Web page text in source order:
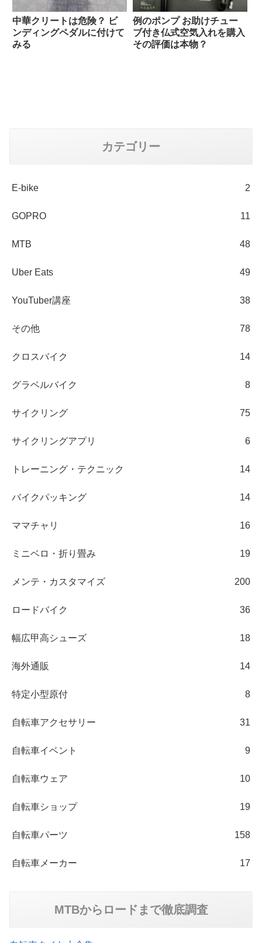
中華クリートは危険？ ビ
ンディングペダルに付けて
みる
例のポンプ お助けチュー
ブ付き仏式空気入れを購入
その評価は本物？
カテゴリー
E-bike 2
GOPRO 11
MTB 48
Uber Eats 49
YouTuber講座 38
その他 78
クロスバイク 14
グラベルバイク 8
サイクリング 75
サイクリングアプリ 6
トレーニング・テクニック 14
バイクパッキング 14
ママチャリ 16
ミニベロ・折り畳み 19
メンテ・カスタマイズ 200
ロードバイク 36
幅広甲高シューズ 18
海外通販 14
特定小型原付 8
自転車アクセサリー 31
自転車イベント 9
自転車ウェア 10
自転車ショップ 19
自転車パーツ 158
自転車メーカー 17
MTBからロードまで徹底調査